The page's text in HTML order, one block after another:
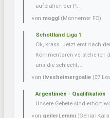
aufblähen der P...
von moggl (Monnemer FC)
Schottland Liga 1
Ok, krass. Jetzt erst nach
Kommentaren verstehe ich
uns die schlecht...
von ilvesheimergoalie (07
Argentinien - Qualifikation
Unsere Gebete sind erhört
von geilerLemmi (Genial